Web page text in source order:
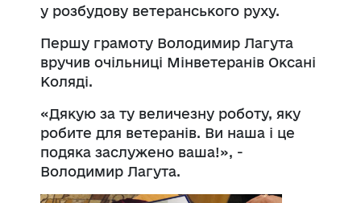
у розбудову ветеранського руху.
Першу грамоту Володимир Лагута
вручив очільниці Мінветеранів Оксані
Коляді.
«Дякую за ту величезну роботу, яку
робите для ветеранів. Ви наша і це
подяка заслужено ваша!», -
Володимир Лагута.